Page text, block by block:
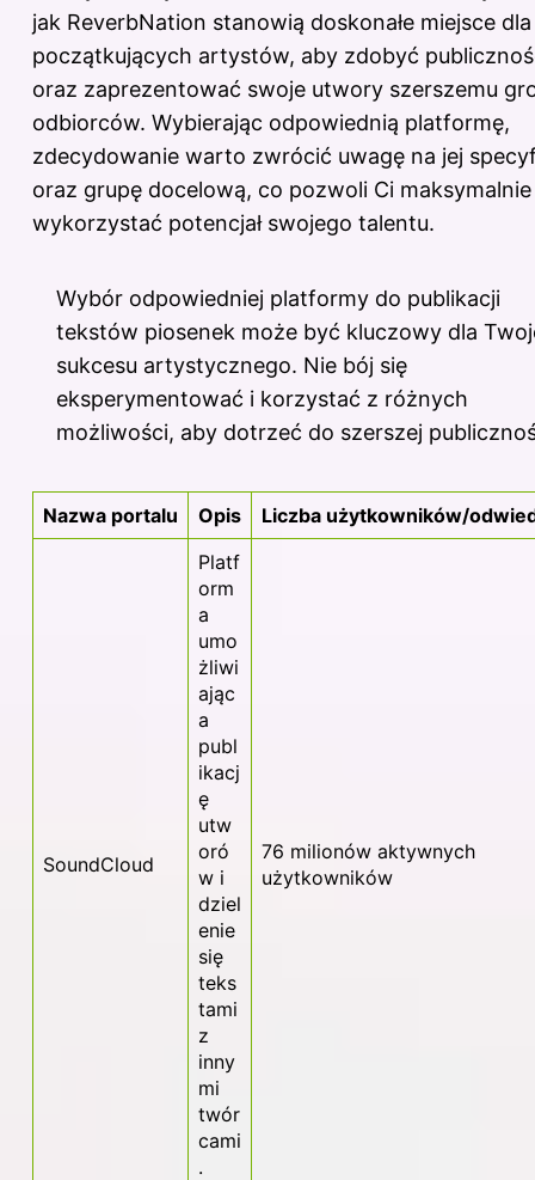
jak ReverbNation stanowią doskonałe miejsce dla
początkujących artystów, aby zdobyć
oraz zaprezentować swoje utwory szerszemu
odbiorców. Wybierając odpowiednią platformę,
zdecydowanie warto zwrócić uwagę na jej
oraz grupę docelową, co pozwoli Ci maksymalnie
wykorzystać potencjał swojego talentu.
Wybór odpowiedniej platformy do publikacji
tekstów piosenek może być kluczowy dla
sukcesu artystycznego. Nie bój się
eksperymentować i korzystać z różnych
możliwości, aby dotrzeć do szerszej
Nazwa portalu Opis Liczba użytkowników/
SoundCloud
Platf
orm
a
umo
żliwi
ając
a
publ
ikacj
ę
utw
oró
w i
dziel
enie
się
teks
tami
z
inny
mi
twór
cami
.
76 milionów aktywnych
użytkowników